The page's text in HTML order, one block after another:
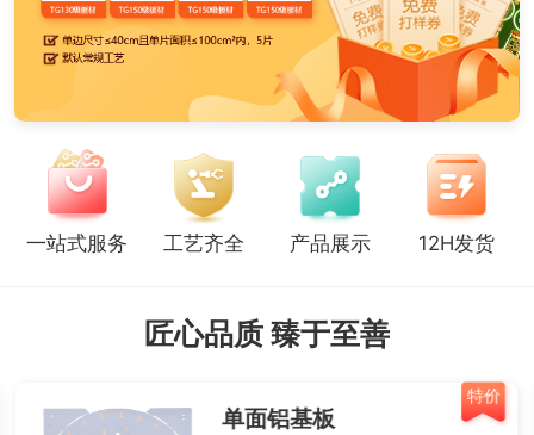
一站式服务 工艺齐全 产品展示 12H发货
匠心品质 臻于至善
特价
单面铝基板